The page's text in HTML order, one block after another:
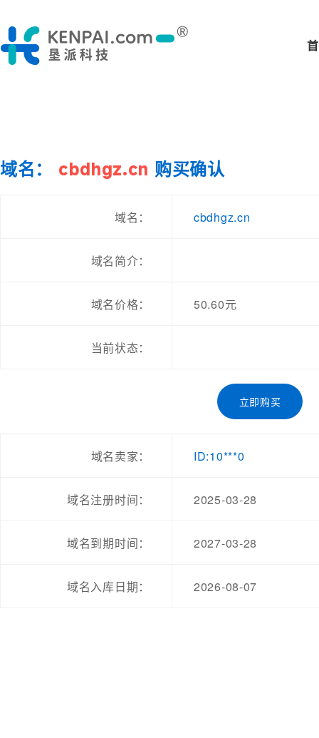
域名： cbdhgz.cn 购买确认
域名： cbdhgz.cn
域名简介：
域名价格： 50.60元
当前状态：
立即购买
域名卖家： ID:10***0
域名注册时间： 2025-03-28
域名到期时间： 2027-03-28
域名入库日期： 2026-08-07